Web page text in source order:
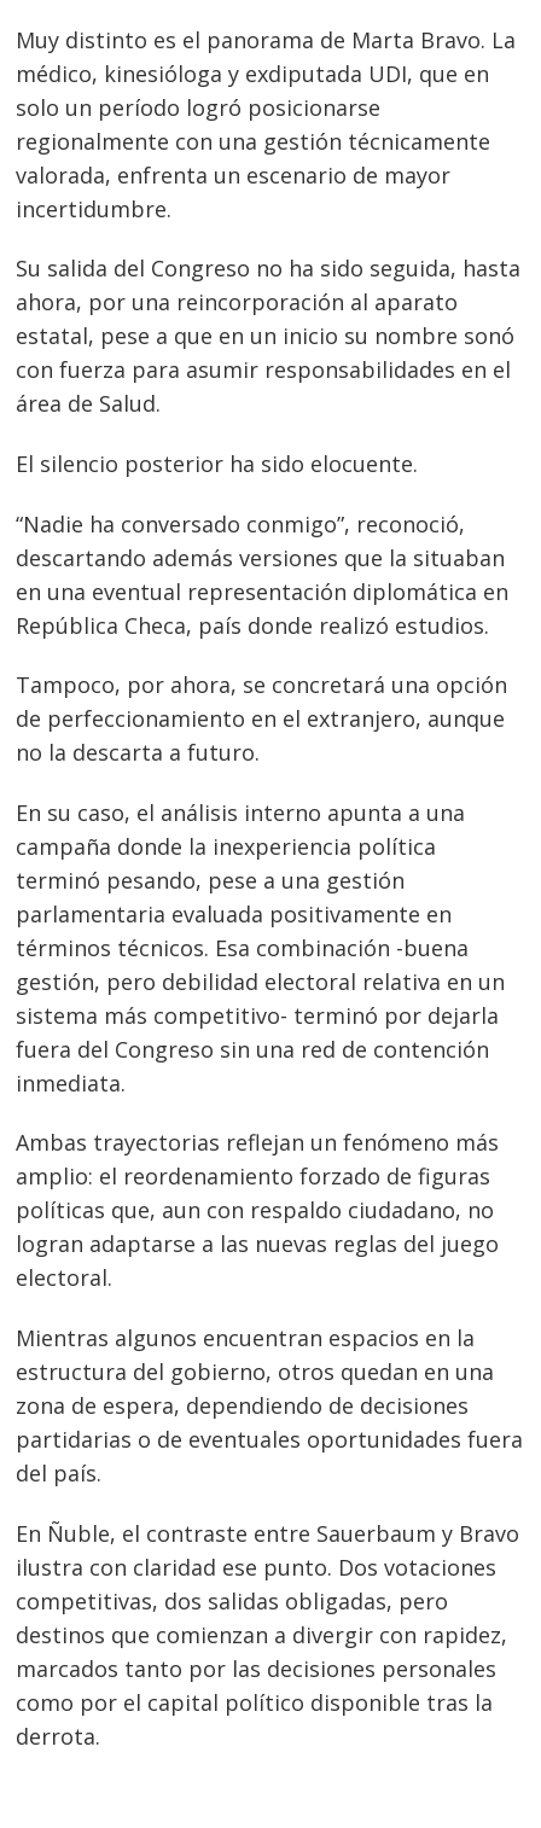
Muy distinto es el panorama de Marta Bravo. La
médico, kinesióloga y exdiputada UDI, que en
solo un período logró posicionarse
regionalmente con una gestión técnicamente
valorada, enfrenta un escenario de mayor
incertidumbre.
Su salida del Congreso no ha sido seguida, hasta
ahora, por una reincorporación al aparato
estatal, pese a que en un inicio su nombre sonó
con fuerza para asumir responsabilidades en el
área de Salud.
El silencio posterior ha sido elocuente.
“Nadie ha conversado conmigo”, reconoció,
descartando además versiones que la situaban
en una eventual representación diplomática en
República Checa, país donde realizó estudios.
Tampoco, por ahora, se concretará una opción
de perfeccionamiento en el extranjero, aunque
no la descarta a futuro.
En su caso, el análisis interno apunta a una
campaña donde la inexperiencia política
terminó pesando, pese a una gestión
parlamentaria evaluada positivamente en
términos técnicos. Esa combinación -buena
gestión, pero debilidad electoral relativa en un
sistema más competitivo- terminó por dejarla
fuera del Congreso sin una red de contención
inmediata.
Ambas trayectorias reflejan un fenómeno más
amplio: el reordenamiento forzado de figuras
políticas que, aun con respaldo ciudadano, no
logran adaptarse a las nuevas reglas del juego
electoral.
Mientras algunos encuentran espacios en la
estructura del gobierno, otros quedan en una
zona de espera, dependiendo de decisiones
partidarias o de eventuales oportunidades fuera
del país.
En Ñuble, el contraste entre Sauerbaum y Bravo
ilustra con claridad ese punto. Dos votaciones
competitivas, dos salidas obligadas, pero
destinos que comienzan a divergir con rapidez,
marcados tanto por las decisiones personales
como por el capital político disponible tras la
derrota.
Navegación
de
entradas